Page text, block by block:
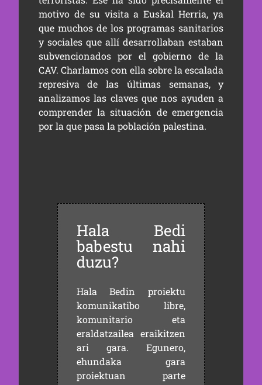
motivo de su visita a Euskal Herria, ya
que muchos de los programas sanitarios
y sociales que allí desarrollaban estaban
subvencionados por el gobierno de la
CAV. Charlamos con ella sobre la escalada
represiva de las últimas semanas, y
analizamos las claves que nos ayuden a
comprender la situación de emergencia
por la que pasa la población palestina.
Hala Bedi
babestu nahi
duzu?
Hala Bedin proiektu
komunikatibo libre,
komunitario eta
eraldatzailea eraikitzen
ari gara. Egunero,
ehundaka gara
proiektuan parte